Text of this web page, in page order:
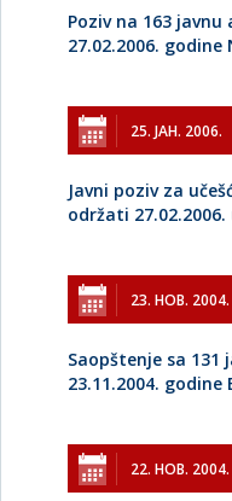
Poziv na 163
27.02.2006. godine
25. ЈАН. 2006.
Javni poziv za
održati
23. НОВ. 2004.
Saopštenje sa 131
23.11.2004. godine
22. НОВ. 2004.